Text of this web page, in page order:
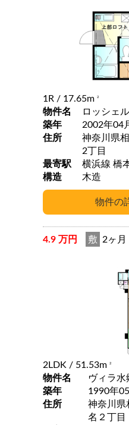
1R / 17.65m 2
物件名
ロッシェ
築年
2002年04
住所
神奈川県
2丁目
最寄駅
構造
木造
4.9 万円 敷 2ヶ月
2LDK / 51.53m 2
物件名
ヴィラ水
築年
1990年
住所
神奈川県
名２丁目